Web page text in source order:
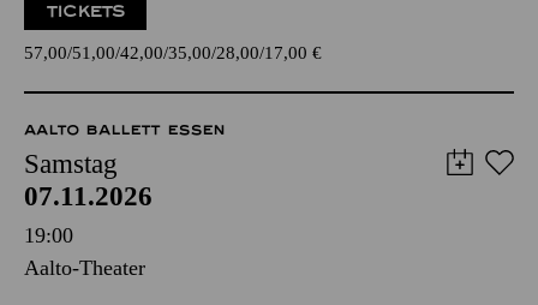
TICKETS
57,00 51,00 42,00 35,00 28,00 17,00 €
AALTO BALLETT ESSEN
Samstag
07.11.2026
19:00
Aalto-Theater